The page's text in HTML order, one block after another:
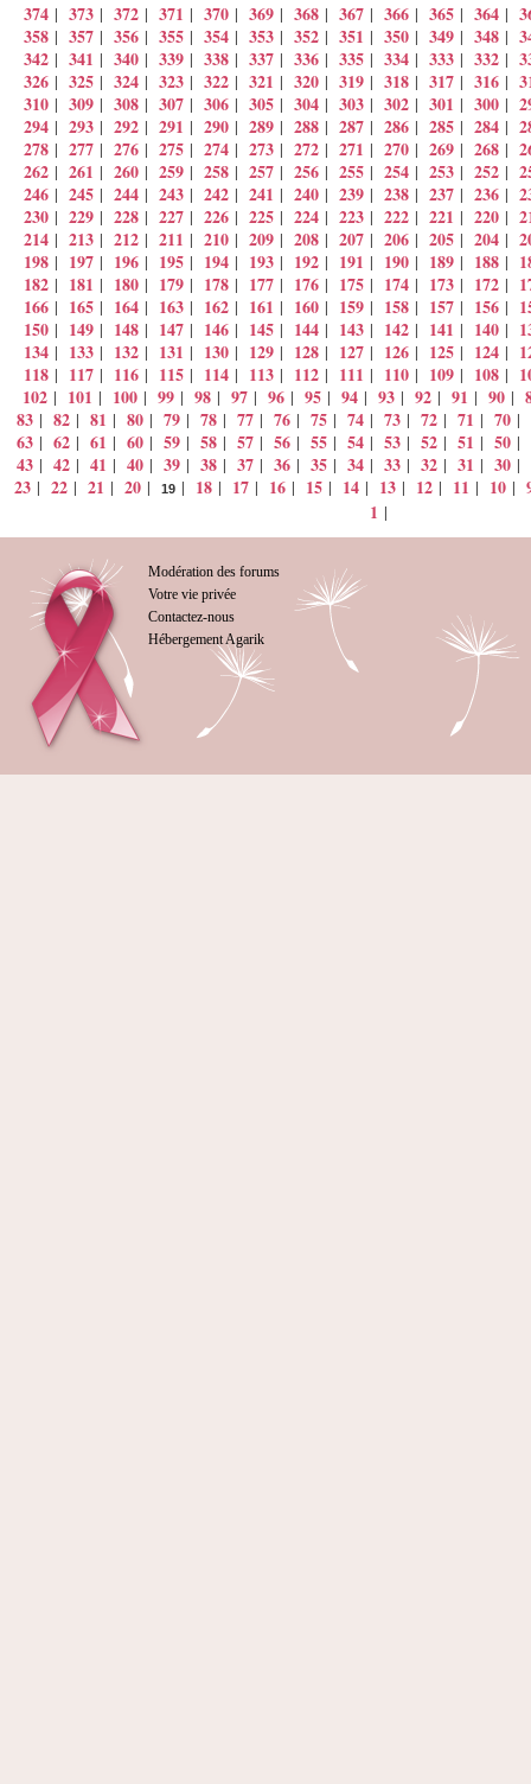
374 | 373 | 372 | 371 | 370 | 369 | 368 | 367 | 366 | 365 | 364 |
358 | 357 | 356 | 355 | 354 | 353 | 352 | 351 | 350 | 349 | 348 |
342 | 341 | 340 | 339 | 338 | 337 | 336 | 335 | 334 | 333 | 332 |
326 | 325 | 324 | 323 | 322 | 321 | 320 | 319 | 318 | 317 | 316 |
310 | 309 | 308 | 307 | 306 | 305 | 304 | 303 | 302 | 301 | 300 |
294 | 293 | 292 | 291 | 290 | 289 | 288 | 287 | 286 | 285 | 284 |
278 | 277 | 276 | 275 | 274 | 273 | 272 | 271 | 270 | 269 | 268 |
262 | 261 | 260 | 259 | 258 | 257 | 256 | 255 | 254 | 253 | 252 |
246 | 245 | 244 | 243 | 242 | 241 | 240 | 239 | 238 | 237 | 236 |
230 | 229 | 228 | 227 | 226 | 225 | 224 | 223 | 222 | 221 | 220 |
214 | 213 | 212 | 211 | 210 | 209 | 208 | 207 | 206 | 205 | 204 |
198 | 197 | 196 | 195 | 194 | 193 | 192 | 191 | 190 | 189 | 188 |
182 | 181 | 180 | 179 | 178 | 177 | 176 | 175 | 174 | 173 | 172 |
166 | 165 | 164 | 163 | 162 | 161 | 160 | 159 | 158 | 157 | 156 |
150 | 149 | 148 | 147 | 146 | 145 | 144 | 143 | 142 | 141 | 140 |
134 | 133 | 132 | 131 | 130 | 129 | 128 | 127 | 126 | 125 | 124 |
118 | 117 | 116 | 115 | 114 | 113 | 112 | 111 | 110 | 109 | 108 |
102 | 101 | 100 | 99 | 98 | 97 | 96 | 95 | 94 | 93 | 92 | 91 | 90 |
83 | 82 | 81 | 80 | 79 | 78 | 77 | 76 | 75 | 74 | 73 | 72 | 71 | 70 |
63 | 62 | 61 | 60 | 59 | 58 | 57 | 56 | 55 | 54 | 53 | 52 | 51 | 50 |
43 | 42 | 41 | 40 | 39 | 38 | 37 | 36 | 35 | 34 | 33 | 32 | 31 | 30 |
23 | 22 | 21 | 20 | 19 | 18 | 17 | 16 | 15 | 14 | 13 | 12 | 11 | 10 |
1 |
Modération des forums
Votre vie privée
Contactez-nous
Hébergement Agarik